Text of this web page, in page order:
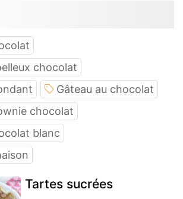
chocolat
Gâteau au chocolat
chocolat
blanc
Tartes sucrées